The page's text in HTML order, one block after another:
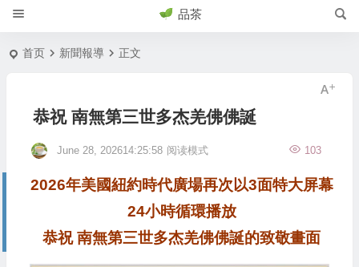
品茶
首页 新聞報導 正文
恭祝 南無第三世多杰羌佛佛誕
June 28, 202614:25:58 103
阅读模式
2026年美國紐約時代廣場再次以3面特大屏幕
24小時循環播放
恭祝 南無第三世多杰羌佛佛誕的致敬畫面